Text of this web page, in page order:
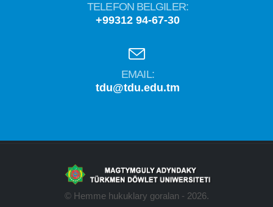
TELEFON BELGILER:
+99312 94-67-30
EMAIL:
tdu@tdu.edu.tm
© Hemme hukuklary goralan - 2026.